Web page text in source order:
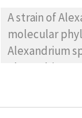
A strain of
molecular
Alexandrium
previously